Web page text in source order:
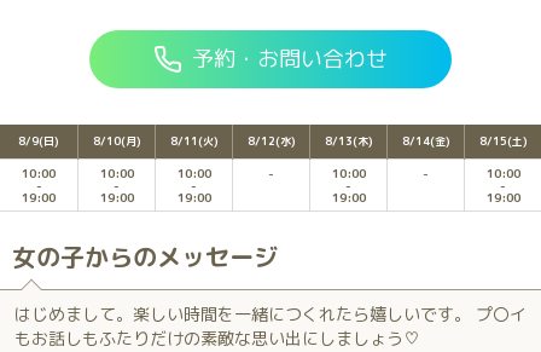
予約・お問い合わせ
8/9(日) 8/10(月) 8/11(火) 8/12(水) 8/13(木) 8/14(金) 8/15(土)
10:00
19:00
10:00
19:00
10:00
19:00
10:00
19:00
10:00
19:00
女の子からのメッセージ
はじめまして。楽しい時間を一緒につくれたら嬉しいです。 プ〇イ
もお話しもふたりだけの素敵な思い出にしましょう♡